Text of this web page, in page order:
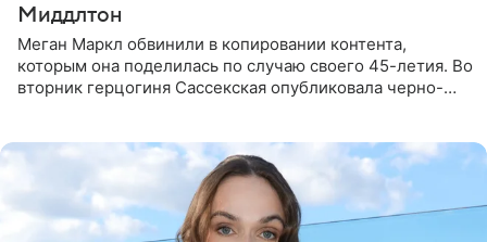
Миддлтон
Меган Маркл обвинили в копировании контента,
которым она поделилась по случаю своего 45-летия. Во
вторник герцогиня Сассекская опубликовала черно-